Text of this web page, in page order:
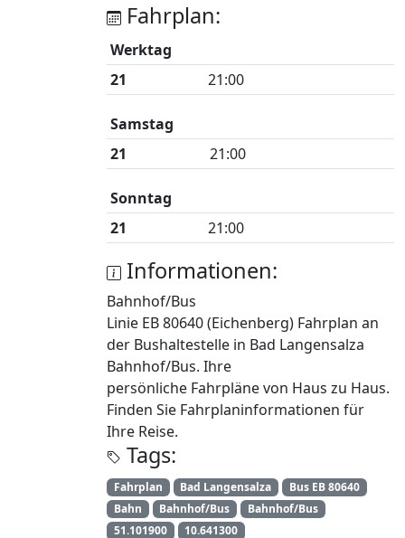
Fahrplan:
Werktag
21
21:00
Samstag
21
21:00
Sonntag
21
21:00
Informationen:
Bahnhof/Bus
Linie EB 80640 (Eichenberg) Fahrplan an
der Bushaltestelle in Bad Langensalza
Bahnhof/Bus. Ihre
persönliche Fahrpläne von Haus zu Haus.
Finden Sie Fahrplaninformationen für
Ihre Reise.
Tags:
Fahrplan Bad Langensalza
Bus EB 80640
Bahn
Bahnhof/Bus
Bahnhof/Bus
51.101900
10.641300